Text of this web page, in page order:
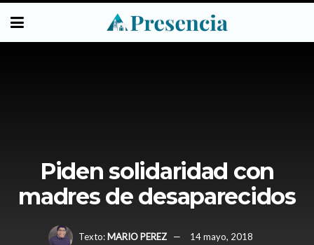
Piden solidaridad con
madres de desaparecidos
Texto: MARIO PEREZ 14 mayo, 2018